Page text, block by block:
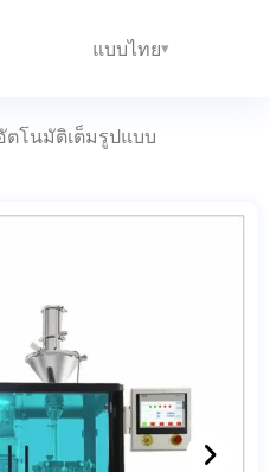
แบบไทย
ตโนมัติเต็มรูปแบบ